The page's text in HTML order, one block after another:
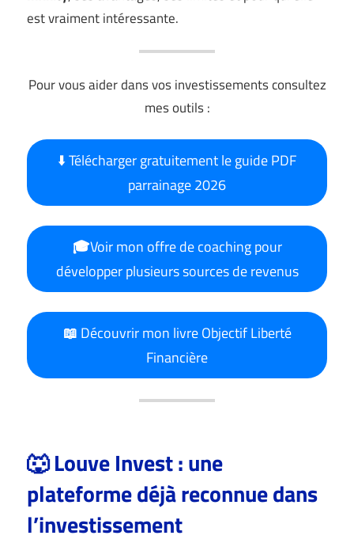
est vraiment intéressante.
Pour vous aider dans vos investissements consultez
mes outils :
⬇️ Télécharger gratuitement le guide PDF
parrainage 2026
🎓Voir mon offre de coaching pour
développer plusieurs sources de revenus
📖 Découvrir mon livre Objectif Liberté
Financière
🐺 Louve Invest : une
plateforme déjà reconnue dans
l’investissement